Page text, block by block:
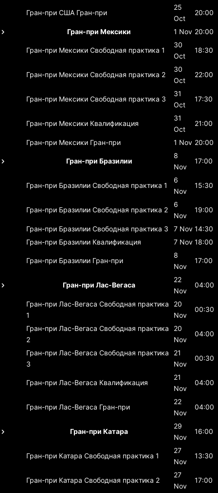
Гран-при США Гран-при
25
Oct
20:00
Гран-при Мексики 1 Nov 20:00
Гран-при Мексики Свободная практика 1
30
Oct
18:30
Гран-при Мексики Свободная практика 2
30
Oct
22:00
Гран-при Мексики Свободная практика 3
31
Oct
17:30
Гран-при Мексики Квалификация
31
Oct
21:00
Гран-при Мексики Гран-при 1 Nov 20:00
Гран-при Бразилии
8
Nov
17:00
Гран-при Бразилии Свободная практика 1
6
Nov
15:30
Гран-при Бразилии Свободная практика 2
6
Nov
19:00
Гран-при Бразилии Свободная практика 3 7 Nov 14:30
Гран-при Бразилии Квалификация 7 Nov 18:00
Гран-при Бразилии Гран-при
8
Nov
17:00
Гран-при Лас-Вегаса
22
Nov
04:00
Гран-при Лас-Вегаса Свободная практика
1
20
Nov
00:30
Гран-при Лас-Вегаса Свободная практика
2
20
Nov
04:00
Гран-при Лас-Вегаса Свободная практика
3
21
Nov
00:30
Гран-при Лас-Вегаса Квалификация
21
Nov
04:00
Гран-при Лас-Вегаса Гран-при
22
Nov
04:00
Гран-при Катара
29
Nov
16:00
Гран-при Катара Свободная практика 1
27
Nov
13:30
Гран-при Катара Свободная практика 2
27
Nov
17:00